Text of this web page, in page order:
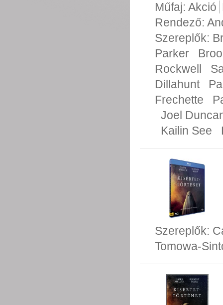
Műfaj: Akció
Rendező:
Szereplők:
Parker
Rockwell
Dillahunt
Frechette
Joel
Kailin See
Szereplők:
Tomowa-